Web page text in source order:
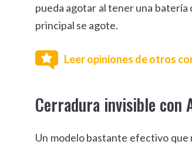
pueda agotar al tener una batería
principal se agote.
Leer opiniones de otros
Cerradura invisible con
Un modelo bastante efectivo